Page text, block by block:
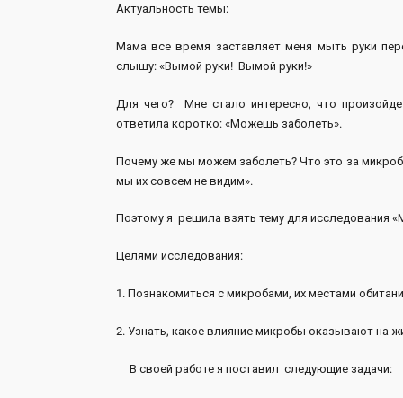
Актуальность темы:
Мама все время заставляет меня мыть руки
слышу: «Вымой руки! Вымой руки!»
Для чего? Мне стало интересно, что
ответила коротко: «Можешь заболеть».
Почему же мы можем заболеть? Что это за
мы их совсем не видим».
Поэтому я решила взять тему для исследования
Целями исследования:
1. Познакомиться с микробами, их местами
2. Узнать, какое влияние микробы оказывают на
В своей работе я поставил следующие задачи: